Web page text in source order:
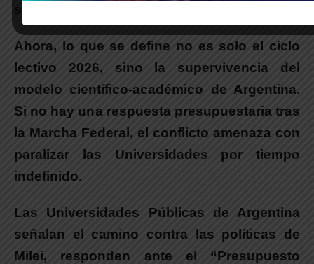
sectores políticos y sociales muy diversos.
Ahora, lo que se define no es solo el ciclo
lectivo 2026, sino la supervivencia del
modelo científico-académico de Argentina.
Si no hay una respuesta presupuestaria tras
la Marcha Federal, el conflicto amenaza con
paralizar las Universidades por tiempo
indefinido.
Las Universidades Públicas de Argentina
señalan el camino contra las políticas de
Milei, responden ante el “Presupuesto